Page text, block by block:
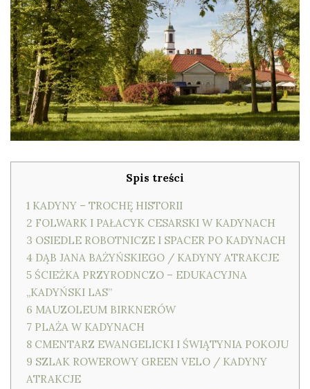
Spis treści
1 KADYNY – TROCHĘ HISTORII
2 FOLWARK I PAŁACYK CESARSKI W KADYNACH
3 OSIEDLE ROBOTNICZE I SPACER PO KADYNACH
4 DĄB JANA BAŻYŃSKIEGO / KADYNY ATRAKCJE
5 ŚCIEŻKA PRZYRODNCZO – EDUKACYJNA
„KADYŃSKI LAS”
6 MAUZOLEUM BIRKNERÓW
7 PLAŻA W KADYNACH
8 CMENTARZ EWANGELICKI I ŚWIĄTYNIA POKOJU
9 SZLAK ROWEROWY GREEN VELO / KADYNY
ATRAKCJE